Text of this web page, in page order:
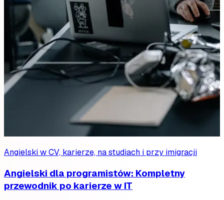
Angielski w CV, karierze, na studiach i przy imigracji
Angielski dla programistów: Kompletny
przewodnik po karierze w IT